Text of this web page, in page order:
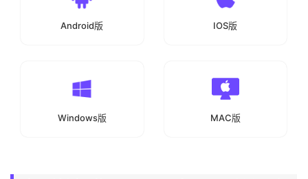
Android版 IOS版
Windows版 MAC版